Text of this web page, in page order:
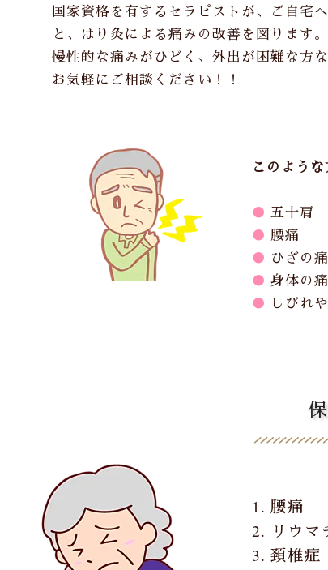
国家資格を有するセラピストが、ご自宅
と、はり灸による痛みの改善を図ります。
慢性的な痛みがひどく、外出が困難な方
お気軽にご相談ください！！
このよう
● 五十肩
● 腰痛
● ひざの
● 身体の
● しびれ
1. 腰痛
2. リウマ
3. 頚椎症